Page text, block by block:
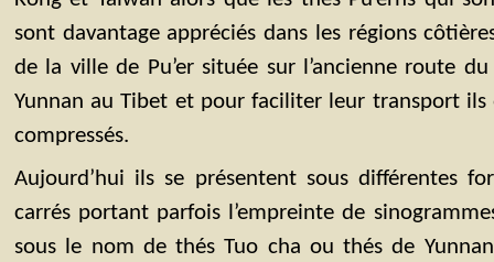
sont davantage appréciés dans les régions
de la ville de Pu’er située sur l’ancienne route
Yunnan au Tibet et pour faciliter leur transport
compressés.
Aujourd’hui ils se présentent sous différentes
carrés portant parfois l’empreinte de
sous le nom de thés Tuo cha ou thés de